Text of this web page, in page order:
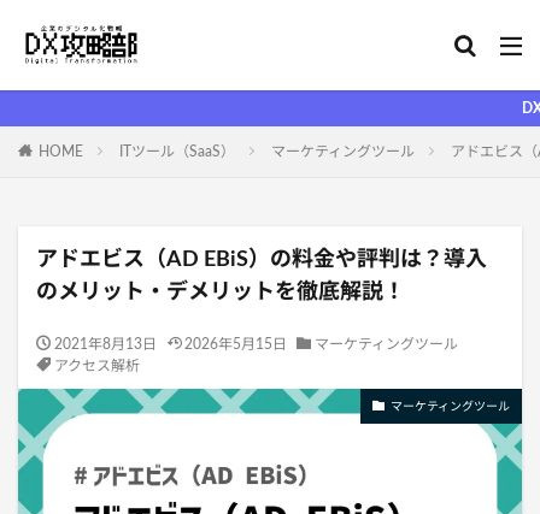
DX攻略部がリ
HOME ITツール（SaaS） マーケティングツール アドエビス
アドエビス（AD EBiS）の料金や評判は？導入
のメリット・デメリットを徹底解説！
2021年8月13日 2026年5月15日
マーケティングツール
アクセス解析
マーケティングツール